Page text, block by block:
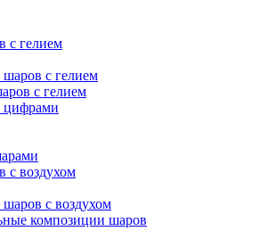
с гелием
с гелием
с гелием
цифрами
с воздухом
с воздухом
композиции шаров